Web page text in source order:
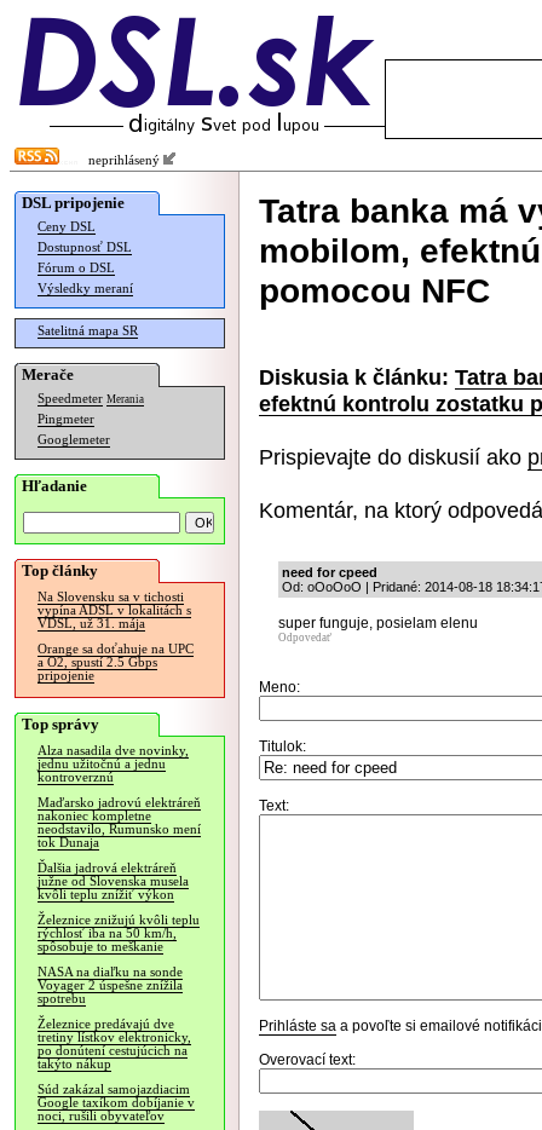
neprihlásený
DSL pripojenie
Ceny DSL
Dostupnosť DSL
Fórum o DSL
Výsledky meraní
Satelitná mapa SR
Merače
Speedmeter Merania
Pingmeter
Googlemeter
Hľadanie
Top články
Na Slovensku sa v tichosti
vypína ADSL v lokalitách s
VDSL, už 31. mája
Orange sa doťahuje na UPC
a O2, spustí 2.5 Gbps
pripojenie
Top správy
Alza nasadila dve novinky,
jednu užitočnú a jednu
kontroverznú
Maďarsko jadrovú elektráreň
nakoniec kompletne
neodstavilo, Rumunsko mení
tok Dunaja
Ďalšia jadrová elektráreň
južne od Slovenska musela
kvôli teplu znížiť výkon
Železnice znižujú kvôli teplu
rýchlosť iba na 50 km/h,
spôsobuje to meškanie
NASA na diaľku na sonde
Voyager 2 úspešne znížila
spotrebu
Železnice predávajú dve
tretiny lístkov elektronicky,
po donútení cestujúcich na
takýto nákup
Súd zakázal samojazdiacim
Google taxíkom dobíjanie v
noci, rušili obyvateľov
Tatra banka má
mobilom,
pomocou NFC
Diskusia k článku: Tatra
efektnú kontrolu zostatku
Prispievajte do diskusií ako
Komentár, na ktorý
need for cpeed
Od: oOoOoO | Pridané: 2014-08-18
super funguje, posielam elenu
Odpovedať
Meno:
Titulok:
Text:
Prihláste sa a povoľte si emailové
Overovací text: